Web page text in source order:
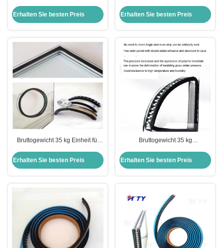
Glas durchsichtiges
Schwimmglas
Erhalten Sie besten Preis
Erhalten Sie besten Preis
Bruttogewicht 35 kg Einheit für
Doppelverglasung und
Erhalten Sie besten Preis
Bruttogewicht 35 kg
für Fenster und Türen
Erhalten Sie besten Preis